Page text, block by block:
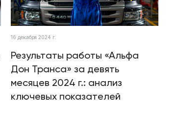
16 декабря 2024 г.
Результаты работы «Альфа
Дон Транса» за девять
месяцев 2024 г.: анализ
ключевых показателей